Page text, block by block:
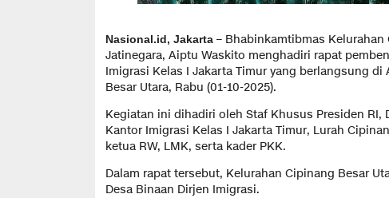
Nasional.id, Jakarta – Bhabinkamtibmas
Jatinegara, Aiptu Waskito menghadiri rapat
Imigrasi Kelas I Jakarta Timur yang berlangsung di
Besar Utara, Rabu (01-10-2025).
Kegiatan ini dihadiri oleh Staf Khusus Presiden RI,
Kantor Imigrasi Kelas I Jakarta Timur, Lurah
ketua RW, LMK, serta kader PKK.
Dalam rapat tersebut, Kelurahan Cipinang Besar
Desa Binaan Dirjen Imigrasi.